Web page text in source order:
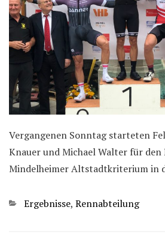
Vergangenen Sonntag starteten
Knauer und Michael Walter für den
Mindelheimer Altstadtkriterium in
Kategorien
Ergebnisse, Rennabteilung